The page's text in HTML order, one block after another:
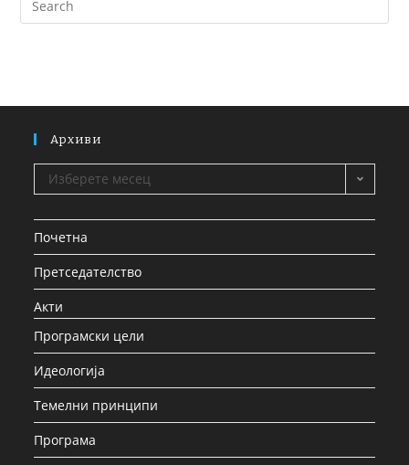
Архиви
Изберете месец
Почетна
Претседателство
Акти
Програмски цели
Идеологија
Темелни принципи
Програма